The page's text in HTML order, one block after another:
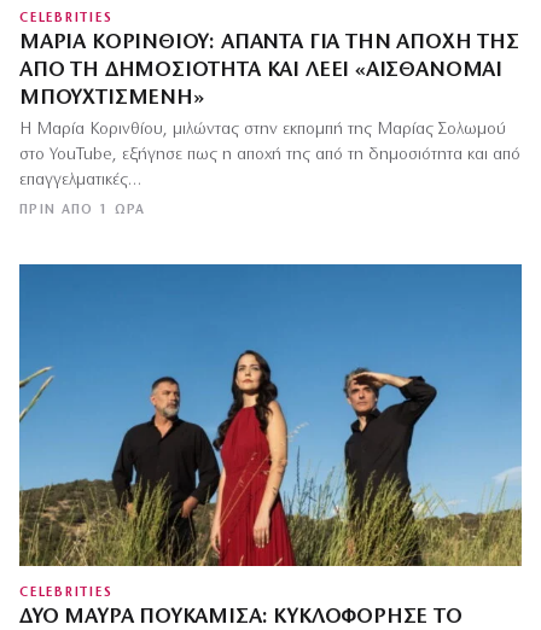
CELEBRITIES
ΜΑΡΊΑ ΚΟΡΙΝΘΊΟΥ: ΑΠΑΝΤΆ ΓΙΑ ΤΗΝ ΑΠΟΧΉ ΤΗΣ
ΑΠΌ ΤΗ ΔΗΜΟΣΙΌΤΗΤΑ ΚΑΙ ΛΈΕΙ «ΑΙΣΘΆΝΟΜΑΙ
ΜΠΟΥΧΤΙΣΜΈΝΗ»
ΠΡΙΝ ΑΠΌ 1 ΏΡΑ
Η Μαρία Κορινθίου, μιλώντας στην εκπομπή της Μαρίας Σολωμού
στο YouTube, εξήγησε πως η αποχή της από τη δημοσιότητα και από
επαγγελματικές…
CELEBRITIES
ΔΎΟ ΜΑΎΡΑ ΠΟΥΚΆΜΙΣΑ: ΚΥΚΛΟΦΌΡΗΣΕ ΤΟ